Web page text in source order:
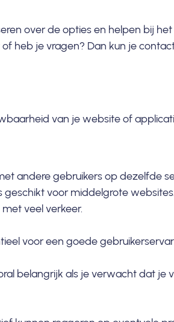
over de opties en helpen bij het
heb je vragen? Dan kun je
van je website of
andere gebruikers op dezelfde
geschikt voor middelgrote websites.
veel verkeer.
voor een goede
belangrijk als je verwacht dat je